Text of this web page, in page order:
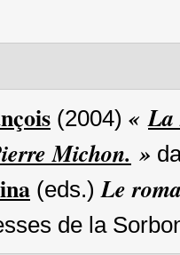
(2004) «La
Michon. »
(eds.)Le
de la